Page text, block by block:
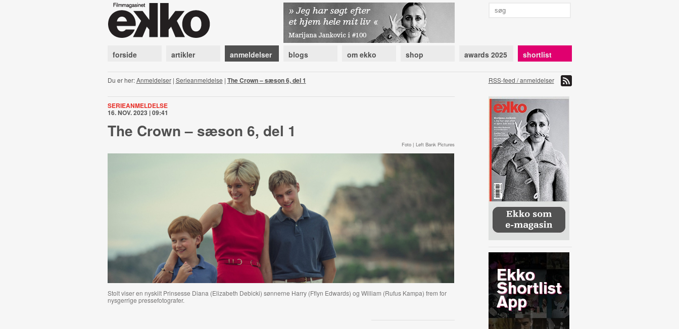
forside artikler anmeldelser blogs om ekko shop awards 2025 shortlist
Du er her:Anmeldelser| Serieanmeldelse | The Crown – sæson 6, del 1 RSS-feed / anmeldelser
SERIEANMELDELSE
16. NOV. 2023 | 09:41
The Crown – sæson 6, del 1
Foto | Left Bank Pictures
Stolt viser en nyskilt Prinsesse Diana (Elizabeth Debicki) sønnerne Harry (Fflyn Edwards) og William (Rufus Kampa) frem for
nysgerrige pressefotografer.